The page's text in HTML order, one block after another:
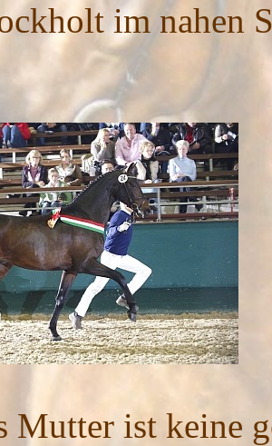
im nahen
Mutter ist keine